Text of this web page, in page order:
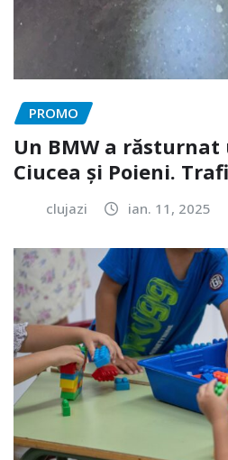
PROMO
Un BMW a
Ciucea și Poieni.
clujazi ian. 11, 2025